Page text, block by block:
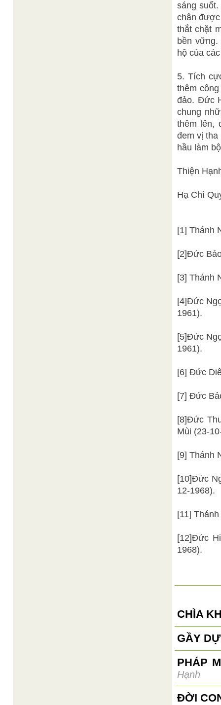
sáng
chân
thắt chặt
bền
hộ của
5. Tích
thêm
đảo. Đức
chung
thêm lên,
đem vị tha
hầu làm
Thiện
Hạ Chí
[1] Thánh
[2]Đức
[3] Thánh
[4]Đức
1961).
[5]Đức
1961).
[6] Đức
[7] Đức
[8]Đức
Mùi (23-
[9] Thánh
[10]Đức
12-1968).
[11]
[12]Đức
1968).
CHÌA
GẦY
PHÁP
Hạnh
ĐỜI